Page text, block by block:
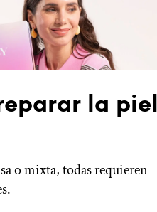
la piel
o mixta, todas requieren